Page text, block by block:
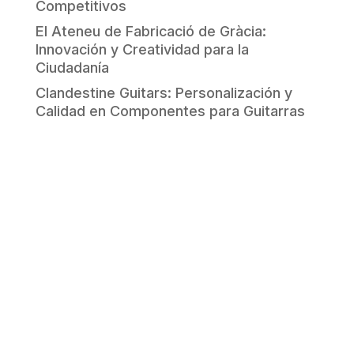
Competitivos
El Ateneu de Fabricació de Gràcia:
Innovación y Creatividad para la
Ciudadanía
Clandestine Guitars: Personalización y
Calidad en Componentes para Guitarras